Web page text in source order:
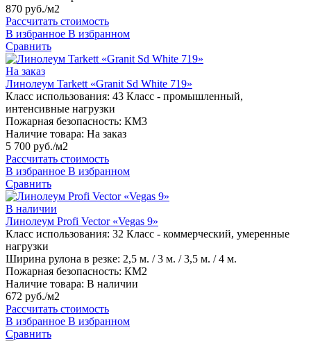
870 руб./м2
Рассчитать стоимость
В избранное В избранном
Сравнить
На заказ
Линолеум Tarkett «Granit Sd White 719»
Класс использования: 43 Класс - промышленный,
интенсивные нагрузки
Пожарная безопасность: КМ3
Наличие товара: На заказ
5 700 руб./м2
Рассчитать стоимость
В избранное В избранном
Сравнить
В наличии
Линолеум Profi Vector «Vegas 9»
Класс использования: 32 Класс - коммерческий, умеренные
нагрузки
Ширина рулона в резке: 2,5 м. / 3 м. / 3,5 м. / 4 м.
Пожарная безопасность: КМ2
Наличие товара: В наличии
672 руб./м2
Рассчитать стоимость
В избранное В избранном
Сравнить